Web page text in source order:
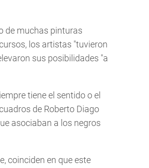
de muchas pinturas
los artistas "tuvieron
sus posibilidades "a
tiene el sentido o el
de Roberto Diago
asociaban a los negros
coinciden en que este